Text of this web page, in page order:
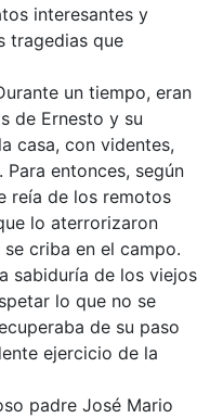
interesantes y
tragedias que
un tiempo, eran
de Ernesto y su
casa, con videntes,
entonces, según
reía de los remotos
lo aterrorizaron
criba en el campo.
sabiduría de los viejos
lo que no se
de su paso
ejercicio de la
padre José Mario